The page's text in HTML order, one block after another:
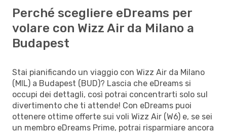
Perché scegliere eDreams per
volare con Wizz Air da Milano a
Budapest
Stai pianificando un viaggio con Wizz Air da Milano
(MIL) a Budapest (BUD)? Lascia che eDreams si
occupi dei dettagli, così potrai concentrarti solo sul
divertimento che ti attende! Con eDreams puoi
ottenere ottime offerte sui voli Wizz Air (W6) e, se sei
un membro eDreams Prime, potrai risparmiare ancora